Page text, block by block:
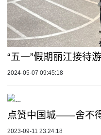
“五一”假期丽江接待
2024-05-07 09:45:18
点赞中国城——舍不
2023-09-11 23:24:18